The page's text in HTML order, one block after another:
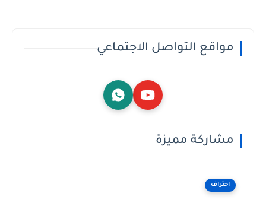
مواقع التواصل الاجتماعي
مشاركة مميزة
احتراف